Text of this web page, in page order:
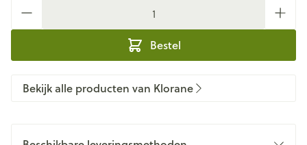
Bestel
Bekijk alle producten van Klorane